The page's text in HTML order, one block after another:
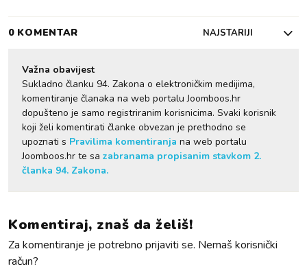
0 KOMENTAR NAJSTARIJI
Važna obavijest
Sukladno članku 94. Zakona o elektroničkim medijima,
komentiranje članaka na web portalu Joomboos.hr
dopušteno je samo registriranim korisnicima. Svaki korisnik
koji želi komentirati članke obvezan je prethodno se
upoznati s Pravilima komentiranja na web portalu
Joomboos.hr te sa zabranama propisanim stavkom 2.
članka 94. Zakona.
Komentiraj, znaš da želiš!
Za komentiranje je potrebno prijaviti se. Nemaš korisnički
račun?